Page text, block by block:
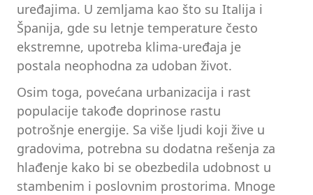
uređajima. U zemljama kao što su Italija i
Španija, gde su letnje temperature često
ekstremne, upotreba klima-uređaja je
postala neophodna za udoban život.
Osim toga, povećana urbanizacija i rast
populacije takođe doprinose rastu
potrošnje energije. Sa više ljudi koji žive u
gradovima, potrebna su dodatna rešenja za
hlađenje kako bi se obezbedila udobnost u
stambenim i poslovnim prostorima. Mnoge